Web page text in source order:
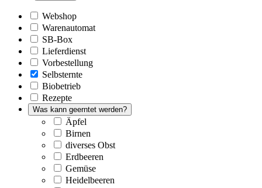
Webshop
Warenautomat
SB-Box
Lieferdienst
Vorbestellung
Selbsternte
Biobetrieb
Rezepte
Was kann geerntet werden?
Äpfel
Birnen
diverses Obst
Erdbeeren
Gemüse
Heidelbeeren